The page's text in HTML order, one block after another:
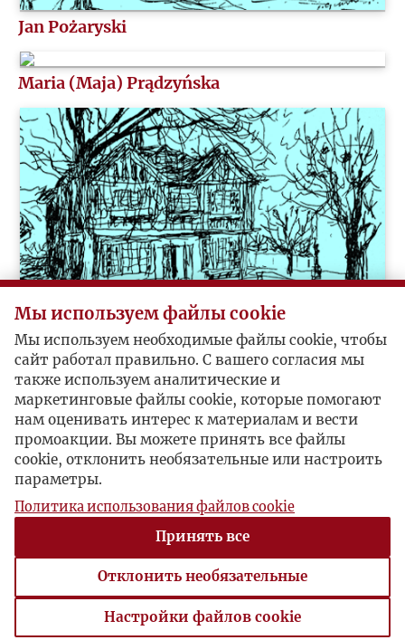
Jan Pożaryski
Maria (Maja) Prądzyńska
Adam Pragier
Ksawery Pruszyński
Мы используем файлы cookie
Мы используем необходимые файлы cookie, чтобы
сайт работал правильно. С вашего согласия мы
также используем аналитические и
маркетинговые файлы cookie, которые помогают
нам оценивать интерес к материалам и вести
промоакции. Вы можете принять все файлы
cookie, отклонить необязательные или настроить
параметры.
Политика использования файлов cookie
Принять все
Отклонить необязательные
Настройки файлов cookie